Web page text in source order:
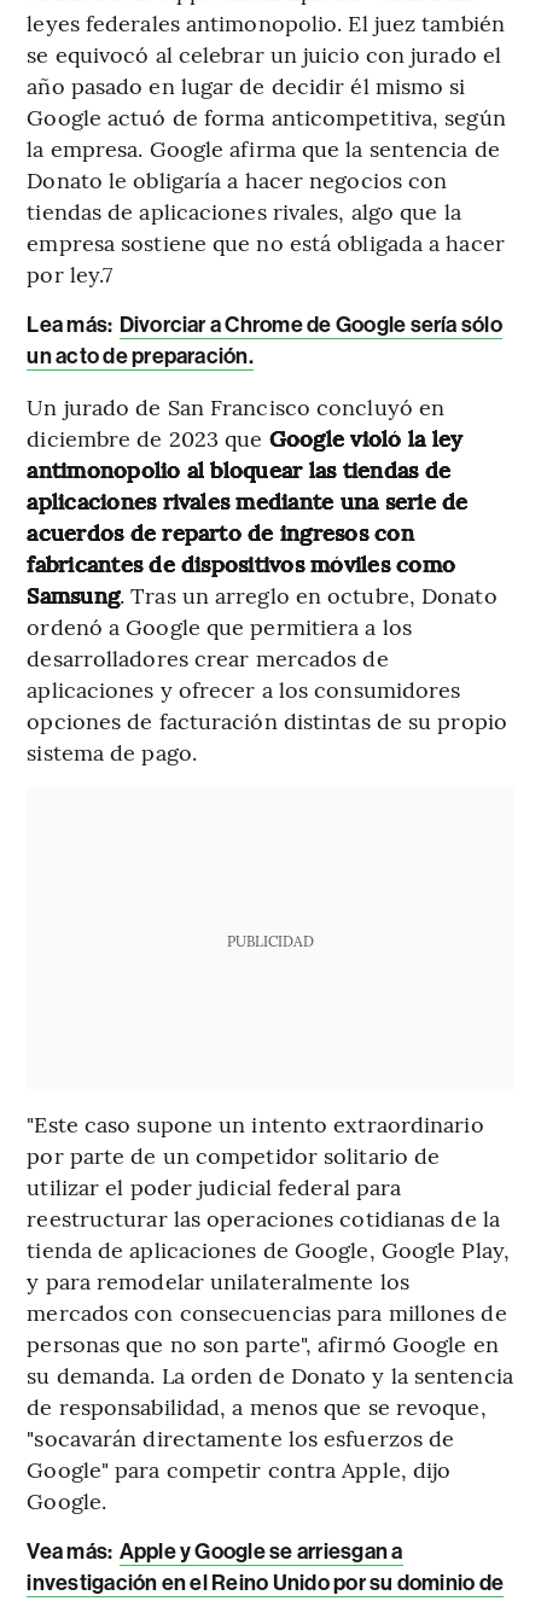
leyes federales antimonopolio. El juez también
se equivocó al celebrar un juicio con jurado el
año pasado en lugar de decidir él mismo si
Google actuó de forma anticompetitiva, según
la empresa. Google afirma que la sentencia de
Donato le obligaría a hacer negocios con
tiendas de aplicaciones rivales, algo que la
empresa sostiene que no está obligada a hacer
por ley.7
Lea más: Divorciar a Chrome de Google sería sólo
un acto de preparación.
Un jurado de San Francisco concluyó en
diciembre de 2023 que Google violó la ley
antimonopolio al bloquear las tiendas de
aplicaciones rivales mediante una serie de
acuerdos de reparto de ingresos con
fabricantes de dispositivos móviles como
Samsung. Tras un arreglo en octubre, Donato
ordenó a Google que permitiera a los
desarrolladores crear mercados de
aplicaciones y ofrecer a los consumidores
opciones de facturación distintas de su propio
sistema de pago.
PUBLICIDAD
"Este caso supone un intento extraordinario
por parte de un competidor solitario de
utilizar el poder judicial federal para
reestructurar las operaciones cotidianas de la
tienda de aplicaciones de Google, Google Play,
y para remodelar unilateralmente los
mercados con consecuencias para millones de
personas que no son parte", afirmó Google en
su demanda. La orden de Donato y la sentencia
de responsabilidad, a menos que se revoque,
"socavarán directamente los esfuerzos de
Google" para competir contra Apple, dijo
Google.
Vea más: Apple y Google se arriesgan a
investigación en el Reino Unido por su dominio de